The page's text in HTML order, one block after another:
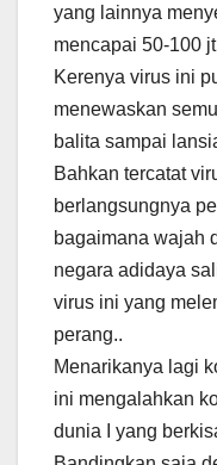
yang lainnya
mencapai 50-100
Kerenya virus ini
menewaskan
balita sampai
Bahkan tercatat
berlangsungnya
bagaimana wajah
negara adidaya
virus ini yang
perang..
Menarikanya lagi
ini mengalahkan
dunia I yang